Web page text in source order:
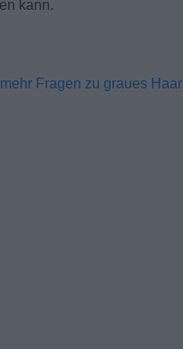
kann.
Fragen zu graues Haar